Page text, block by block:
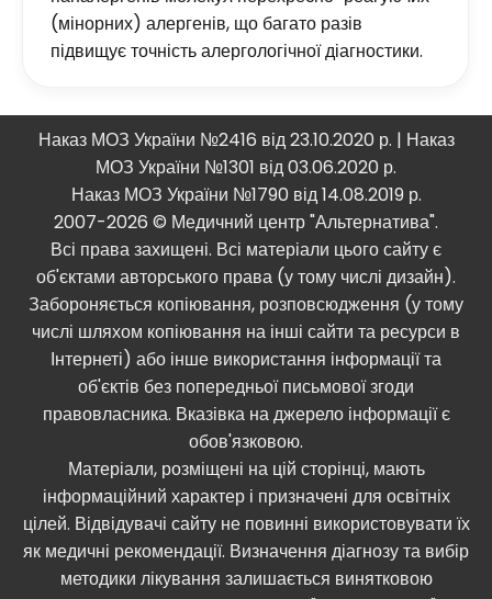
(мінорних) алергенів, що багато разів
підвищує точність алергологічної діагностики.
Наказ МОЗ України №2416 від 23.10.2020 р. | Наказ
МОЗ України №1301 від 03.06.2020 р.
Наказ МОЗ України №1790 від 14.08.2019 р.
2007-2026 © Медичний центр "Альтернатива".
Всі права захищені. Всі матеріали цього сайту є
об'єктами авторського права (у тому числі дизайн).
Забороняється копіювання, розповсюдження (у тому
числі шляхом копіювання на інші сайти та ресурси в
Інтернеті) або інше використання інформації та
об'єктів без попередньої письмової згоди
правовласника. Вказівка ​​на джерело інформації є
обов'язковою.
Матеріали, розміщені на цій сторінці, мають
інформаційний характер і призначені для освітніх
цілей. Відвідувачі сайту не повинні використовувати їх
як медичні рекомендації. Визначення діагнозу та вибір
методики лікування залишається винятковою